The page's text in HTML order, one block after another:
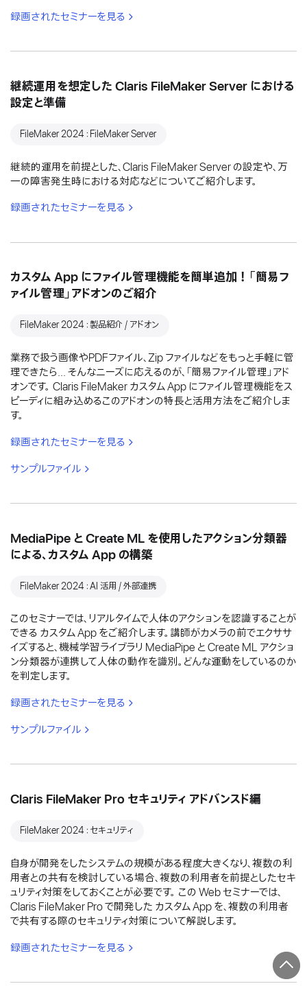
録画されたセミナーを見る
継続運用を想定した Claris FileMaker Server における
設定と準備
FileMaker 2024：FileMaker Server
継続的運用を前提とした、Claris FileMaker Server の設定や、万
一の障害発生時における対応などについてご紹介します。
録画されたセミナーを見る
カスタム App にファイル管理機能を簡単追加！「簡易フ
ァイル管理」アドオンのご紹介
FileMaker 2024：製品紹介 / アドオン
業務で扱う画像やPDFファイル、Zip ファイルなどをもっと手軽に管
理できたら... そんなニーズに応えるのが、「簡易ファイル管理」アド
オンです。 Claris FileMaker カスタム App にファイル管理機能をス
ピーディに組み込めるこのアドオンの特長と活用方法をご紹介しま
す。
録画されたセミナーを見る
サンプルファイル
MediaPipe と Create ML を使用したアクション分類器
による、カスタム App の構築
FileMaker 2024：AI 活用 / 外部連携
このセミナーでは、リアルタイムで人体のアクションを認識することが
できる カスタム App をご紹介します。講師がカメラの前でエクササ
イズすると、機械学習ライブラリ MediaPipe と Create ML アクショ
ン分類器が連携して人体の動作を識別。どんな運動をしているのか
を判定します。
録画されたセミナーを見る
サンプルファイル
Claris FileMaker Pro セキュリティ アドバンスド編
FileMaker 2024：セキュリティ
自身が開発をしたシステムの規模がある程度大きくなり、複数の利
用者との共有を検討している場合、複数の利用者を前提としたセキ
ュリティ対策をしておくことが必要です。 この Web セミナーでは、
Claris FileMaker Pro で開発した カスタム App を、複数の利用者
で共有する際のセキュリティ対策について解説します。
録画されたセミナーを見る